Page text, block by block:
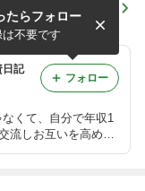
日記
くて、自分で年収1
流しお互いを高めて
たらフォロー
不要です
フォロー